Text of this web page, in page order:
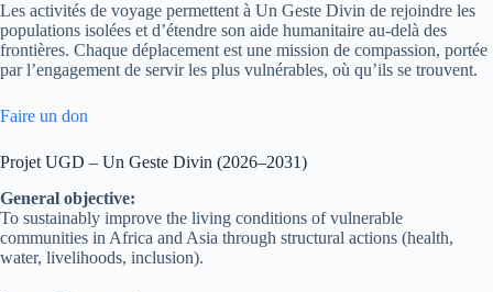
Les activités de voyage permettent à Un Geste Divin de rejoindre les
populations isolées et d’étendre son aide humanitaire au-delà des
frontières. Chaque déplacement est une mission de compassion, portée
par l’engagement de servir les plus vulnérables, où qu’ils se trouvent.
Faire un don
Projet UGD – Un Geste Divin (2026–2031)
General objective:
To sustainably improve the living conditions of vulnerable
communities in Africa and Asia through structural actions (health,
water, livelihoods, inclusion).